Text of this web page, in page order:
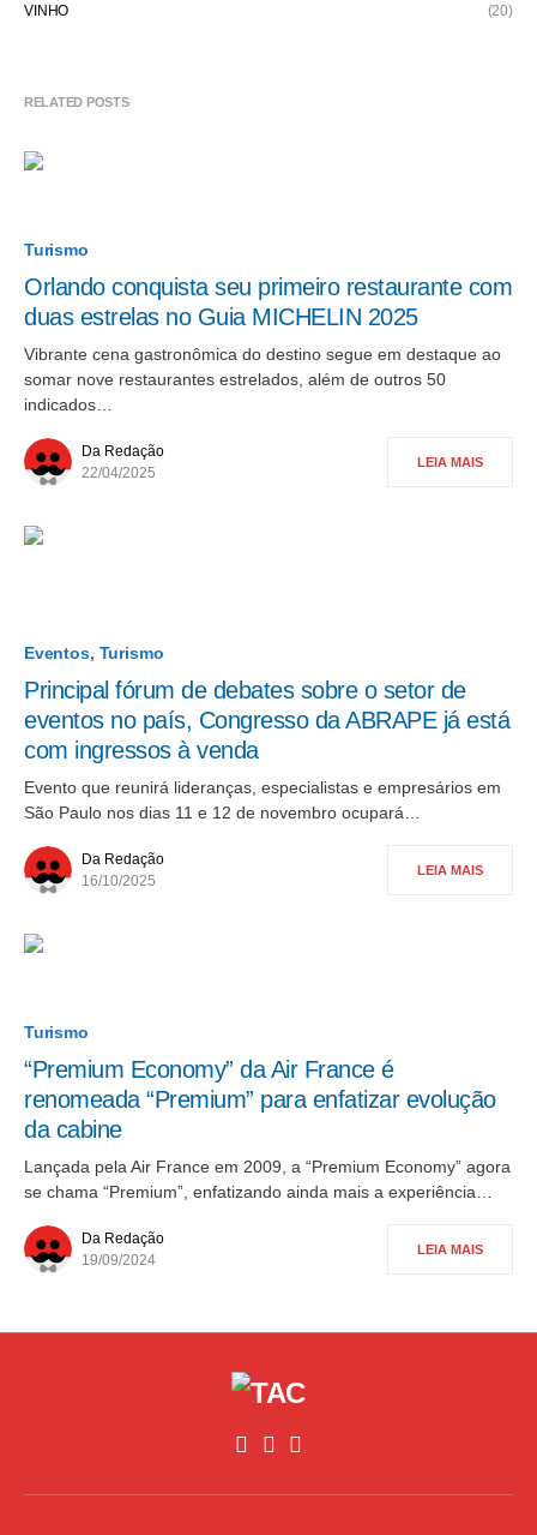
VINHO (20)
RELATED POSTS
Turismo
Orlando conquista seu primeiro restaurante com
duas estrelas no Guia MICHELIN 2025
Vibrante cena gastronômica do destino segue em destaque ao
somar nove restaurantes estrelados, além de outros 50
indicados…
Da Redação
22/04/2025
LEIA MAIS
Eventos Turismo
Principal fórum de debates sobre o setor de
eventos no país, Congresso da ABRAPE já está
com ingressos à venda
Evento que reunirá lideranças, especialistas e empresários em
São Paulo nos dias 11 e 12 de novembro ocupará…
Da Redação
16/10/2025
LEIA MAIS
Turismo
“Premium Economy” da Air France é
renomeada “Premium” para enfatizar evolução
da cabine
Lançada pela Air France em 2009, a “Premium Economy” agora
se chama “Premium”, enfatizando ainda mais a experiência…
Da Redação
19/09/2024
LEIA MAIS